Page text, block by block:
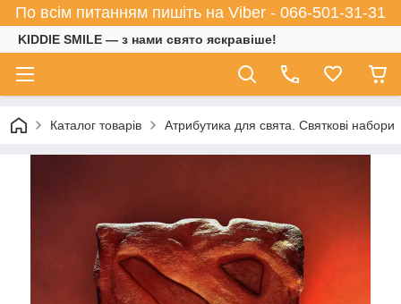
По всім питанням пишіть на Viber - 066-501-31-31
KIDDIE SMILE — з нами свято яскравіше!
Каталог товарів Атрибутика для свята. Святкові набори